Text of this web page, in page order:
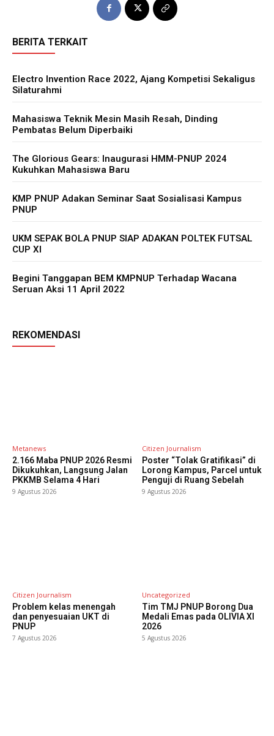
BERITA TERKAIT
Electro Invention Race 2022, Ajang Kompetisi Sekaligus
Silaturahmi
Mahasiswa Teknik Mesin Masih Resah, Dinding
Pembatas Belum Diperbaiki
The Glorious Gears: Inaugurasi HMM-PNUP 2024
Kukuhkan Mahasiswa Baru
KMP PNUP Adakan Seminar Saat Sosialisasi Kampus
PNUP
UKM SEPAK BOLA PNUP SIAP ADAKAN POLTEK FUTSAL
CUP XI
Begini Tanggapan BEM KMPNUP Terhadap Wacana
Seruan Aksi 11 April 2022
REKOMENDASI
Metanews
2.166 Maba PNUP 2026 Resmi
Dikukuhkan, Langsung Jalan
PKKMB Selama 4 Hari
9 Agustus 2026
Citizen Journalism
Poster “Tolak Gratifikasi” di
Lorong Kampus, Parcel untuk
Penguji di Ruang Sebelah
9 Agustus 2026
Citizen Journalism
Problem kelas menengah
dan penyesuaian UKT di
PNUP
7 Agustus 2026
Uncategorized
Tim TMJ PNUP Borong Dua
Medali Emas pada OLIVIA XI
2026
5 Agustus 2026